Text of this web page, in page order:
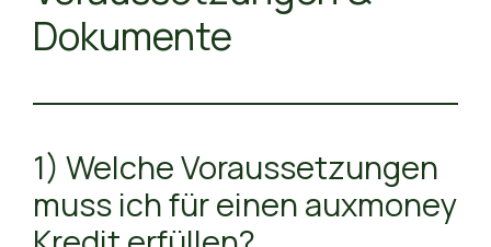
Dokumente
1) Welche Voraussetzungen
muss ich für einen auxmoney